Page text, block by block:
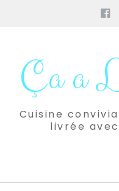
contenuÇa a
Cuisine
livrée